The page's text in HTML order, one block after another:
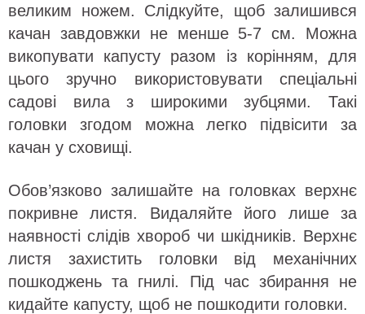
великим ножем. Слідкуйте, щоб залишився
качан завдовжки не менше 5-7 см. Можна
викопувати капусту разом із корінням, для
цього зручно використовувати спеціальні
садові вила з широкими зубцями. Такі
головки згодом можна легко підвісити за
качан у сховищі.
Обов’язково залишайте на головках верхнє
покривне листя. Видаляйте його лише за
наявності слідів хвороб чи шкідників. Верхнє
листя захистить головки від механічних
пошкоджень та гнилі. Під час збирання не
кидайте капусту, щоб не пошкодити головки.